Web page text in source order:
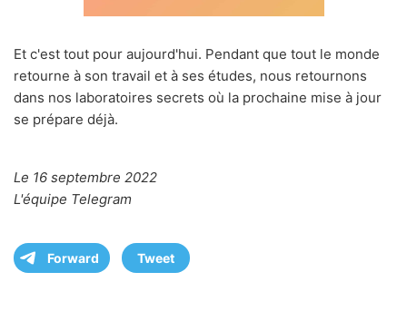
Et c'est tout pour aujourd'hui. Pendant que tout le monde
retourne à son travail et à ses études, nous retournons
dans nos laboratoires secrets où la prochaine mise à jour
se prépare déjà.
Le 16 septembre 2022
L'équipe Telegram
Forward Tweet